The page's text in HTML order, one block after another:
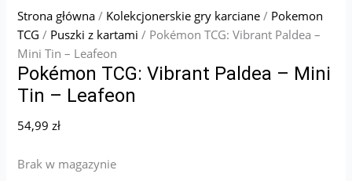
Strona główna / Kolekcjonerskie gry karciane / Pokemon
TCG / Puszki z kartami / Pokémon TCG: Vibrant Paldea –
Mini Tin – Leafeon
Pokémon TCG: Vibrant Paldea – Mini
Tin – Leafeon
54,99zł
Brak w magazynie